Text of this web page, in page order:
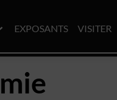
EXPOSANTS VISITER